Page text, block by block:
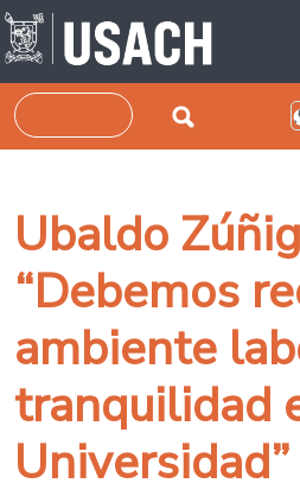
Pasar al contenido principal
Buscar
Ubaldo
“Debemos
ambiente
tranquilidad
Universidad”